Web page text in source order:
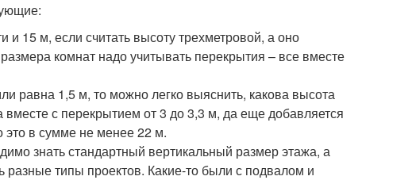
15 м, если считать высоту трехметровой, а оно
комнат надо учитывать перекрытия – все вместе
равна 1,5 м, то можно легко выяснить, какова высота
с перекрытием от 3 до 3,3 м, да еще добавляется
это в сумме не менее 22 м.
знать стандартный вертикальный размер этажа, а
разные типы проектов. Какие-то были с подвалом и